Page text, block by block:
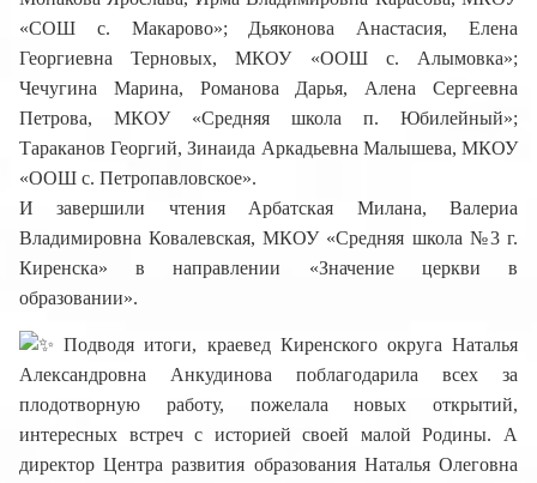
«СОШ с. Макарово»; Дьяконова Анастасия, Елена
Георгиевна Терновых, МКОУ «ООШ с. Алымовка»;
Чечугина Марина, Романова Дарья, Алена Сергеевна
Петрова, МКОУ «Средняя школа п. Юбилейный»;
Тараканов Георгий, Зинаида Аркадьевна Малышева, МКОУ
«ООШ с. Петропавловское».
И завершили чтения Арбатская Милана, Валериа
Владимировна Ковалевская, МКОУ «Средняя школа №3 г.
Киренска» в направлении «Значение церкви в
образовании».
Подводя итоги, краевед Киренского округа Наталья
Александровна Анкудинова поблагодарила всех за
плодотворную работу, пожелала новых открытий,
интересных встреч с историей своей малой Родины. А
директор Центра развития образования Наталья Олеговна